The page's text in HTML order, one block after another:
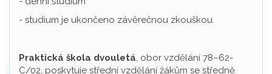
- studium je ukončeno závěrečnou zkouškou.
Praktická škola dvouletá, obor vzdělání 78–62-
C/02, poskytuje střední vzdělání žákům se středně